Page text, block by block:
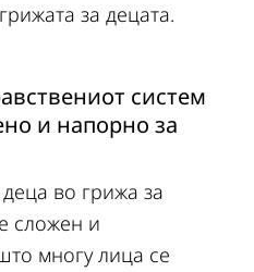
за децата.
систем
и напорно за
во грижа за
сложен и
многу лица се